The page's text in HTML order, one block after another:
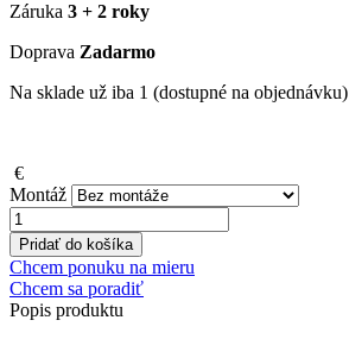
Záruka 3 + 2 roky
Doprava Zadarmo
Na sklade už iba 1 (dostupné na objednávku)
€
Montáž
množstvo
ROTENSO
RONI
X
7,0
kW
Pridať do košíka
Chcem ponuku na mieru
Chcem sa poradiť
Popis produktu